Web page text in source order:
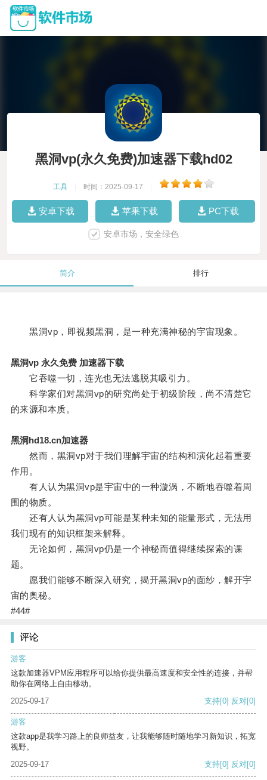
黑洞vp(永久免费)加速器下载hd02
工具 时间：2025-09-17
安卓下载 苹果下载 PC下载
安卓市场，安全绿色
简介 排行
黑洞vp，即视频黑洞，是一种充满神秘的宇宙现象。
黑洞vp 永久免费 加速器下载
它吞噬一切，连光也无法逃脱其吸引力。
科学家们对黑洞vp的研究尚处于初级阶段，尚不清楚它
的来源和本质。
黑洞hd18.cn加速器
然而，黑洞vp对于我们理解宇宙的结构和演化起着重要
作用。
有人认为黑洞vp是宇宙中的一种漩涡，不断地吞噬着周
围的物质。
还有人认为黑洞vp可能是某种未知的能量形式，无法用
我们现有的知识框架来解释。
无论如何，黑洞vp仍是一个神秘而值得继续探索的课
题。
愿我们能够不断深入研究，揭开黑洞vp的面纱，解开宇
宙的奥秘。
#44#
评论
游客
这款加速器VPM应用程序可以给你提供最高速度和安全性的连接，并帮
助你在网络上自由移动。
2025-09-17
支持[0] 反对[0]
游客
这款app是我学习路上的良师益友，让我能够随时随地学习新知识，拓宽
视野。
2025-09-17
支持[0] 反对[0]